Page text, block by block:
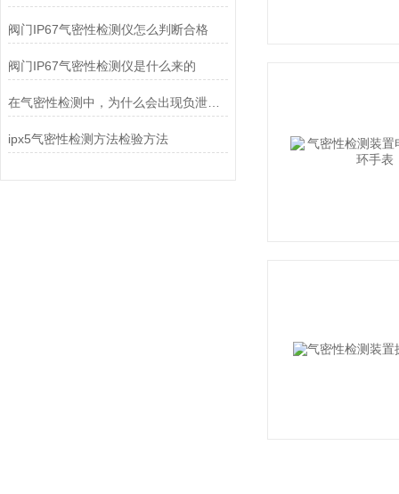
阀门IP67气密性检测仪怎么判断合格
阀门IP67气密性检测仪是什么来的
在气密性检测中，为什么会出现负泄漏值？
ipx5气密性检测方法检验方法